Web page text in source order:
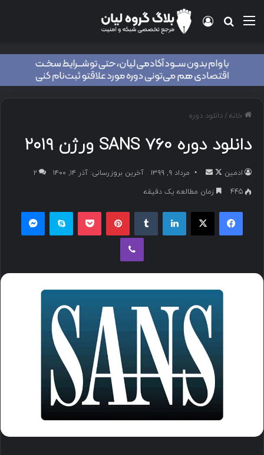
خانه/دانلود دوره
دانلود دوره SANS 760 ورژن ۲۰۱۹
ادمین مرداد ۹, ۱۳۹۹ آخرین بروزرسانی: آذر ۱۴, ۱۴۰۰
۲
445
زمان مطالعه یک دقیقه